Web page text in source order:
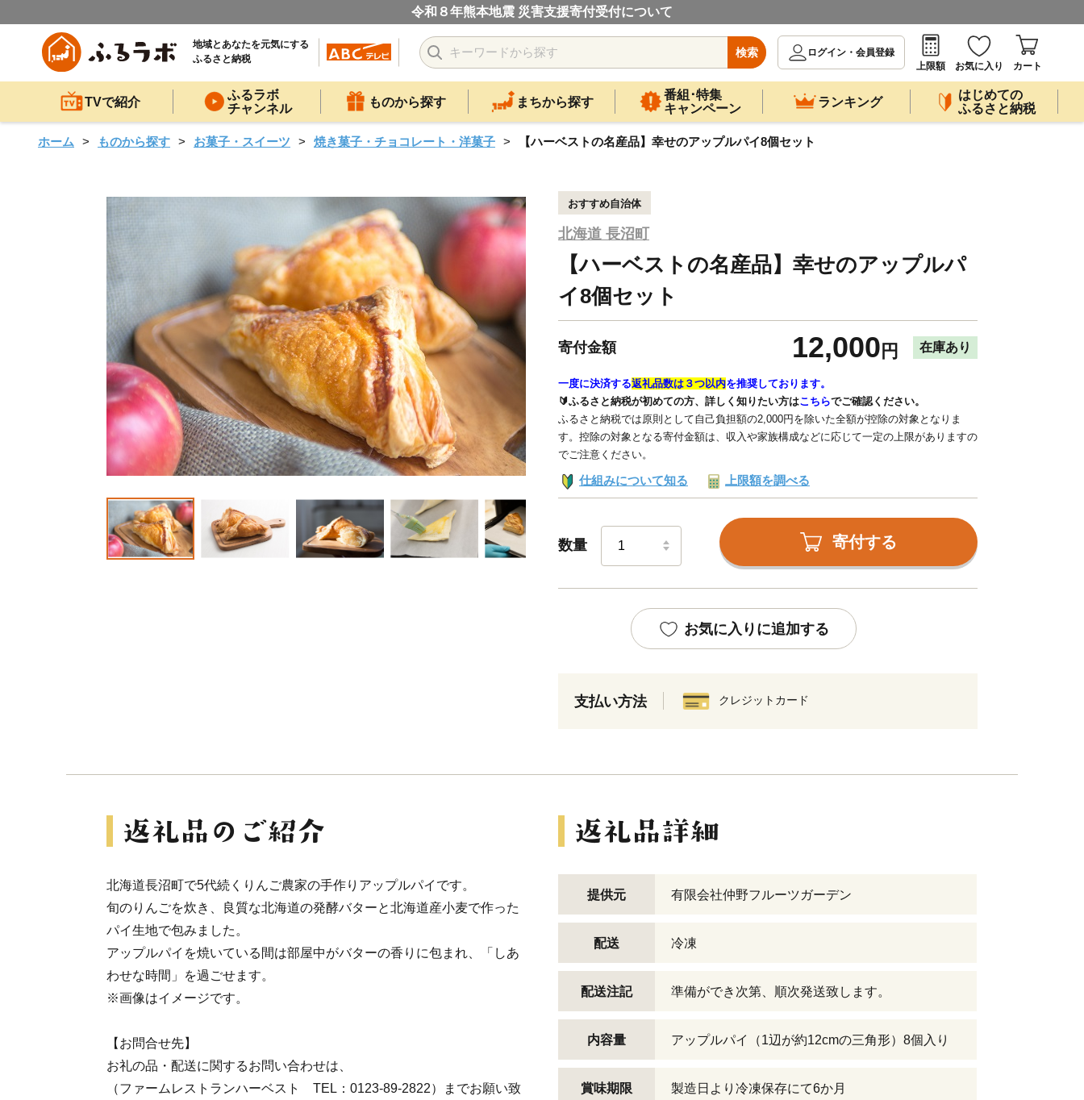
令和８年熊本地震 災害支援寄付受付について
地域とあなたを元気にする
ふるさと納税
検索
ログイン・会員登録
上限額
お気に入り カート
TVで紹介
ふるラボ
チャンネル
ものから探す まちから探す
番組･特集
キャンペーン
ランキング
はじめての
ふるさと納税
ホーム ものから探す お菓子・スイーツ 焼き菓子・チョコレート・洋菓子 【ハーベストの名産品】幸せのアップルパイ8個セット
おすすめ自治体
北海道 長沼町
【ハーベストの名産品】幸せのアップルパ
イ8個セット
寄付金額 12,000 円 在庫あり
一度に決済する返礼品数は３つ以内を推奨しております。
🔰ふるさと納税が初めての方、詳しく知りたい方はこちらでご確認ください。
ふるさと納税では原則として自己負担額の2,000円を除いた全額が控除の対象となりま
す。控除の対象となる寄付金額は、収入や家族構成などに応じて一定の上限がありますの
でご注意ください。
仕組みについて知る 上限額を調べる
数量 寄付する
お気に入りに追加する
支払い方法 クレジットカード
北海道長沼町で5代続くりんご農家の手作りアップルパイです。
旬のりんごを炊き、良質な北海道の発酵バターと北海道産小麦で作った
パイ生地で包みました。
アップルパイを焼いている間は部屋中がバターの香りに包まれ、「しあ
わせな時間」を過ごせます。
※画像はイメージです。
【お問合せ先】
お礼の品・配送に関するお問い合わせは、
（ファームレストランハーベスト TEL：0123-89-2822）までお願い致
提供元 有限会社仲野フルーツガーデン
配送 冷凍
配送注記 準備ができ次第、順次発送致します。
内容量 アップルパイ（1辺が約12cmの三角形）8個入り
賞味期限 製造日より冷凍保存にて6か月